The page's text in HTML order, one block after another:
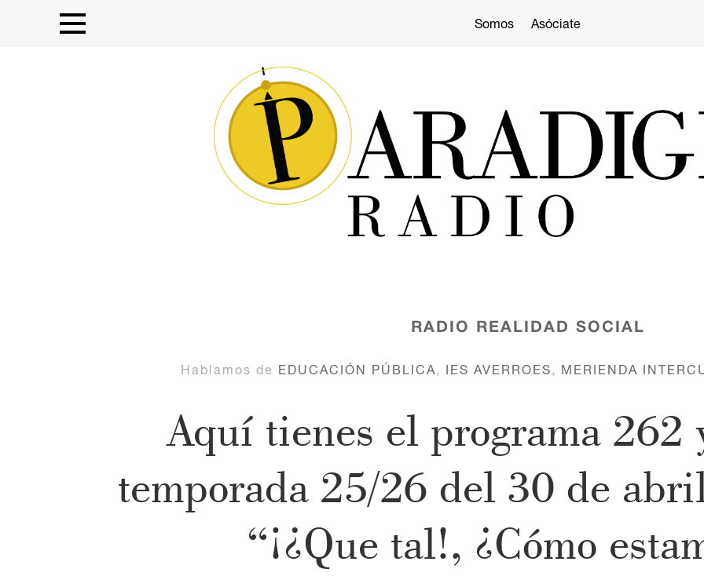
Somos Asóciate
RADIO REALIDAD SOCIAL
Hablamos de EDUCACIÓN PÚBLICA, IES AVERROES, MERIENDA
Aquí tienes el programa 262
temporada 25/26 del 30 de
“¡¿Que tal!, ¿Cómo